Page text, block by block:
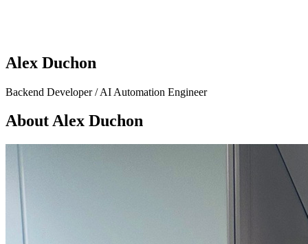
Alex Duchon
Backend Developer / AI Automation Engineer
About Alex Duchon